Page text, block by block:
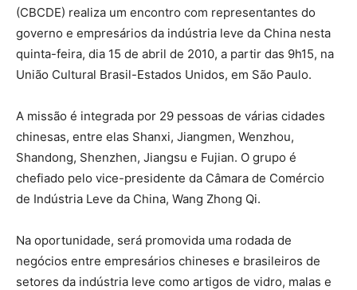
(CBCDE) realiza um encontro com representantes do
governo e empresários da indústria leve da China nesta
quinta-feira, dia 15 de abril de 2010, a partir das 9h15, na
União Cultural Brasil-Estados Unidos, em São Paulo.
A missão é integrada por 29 pessoas de várias cidades
chinesas, entre elas Shanxi, Jiangmen, Wenzhou,
Shandong, Shenzhen, Jiangsu e Fujian. O grupo é
chefiado pelo vice-presidente da Câmara de Comércio
de Indústria Leve da China, Wang Zhong Qi.
Na oportunidade, será promovida uma rodada de
negócios entre empresários chineses e brasileiros de
setores da indústria leve como artigos de vidro, malas e